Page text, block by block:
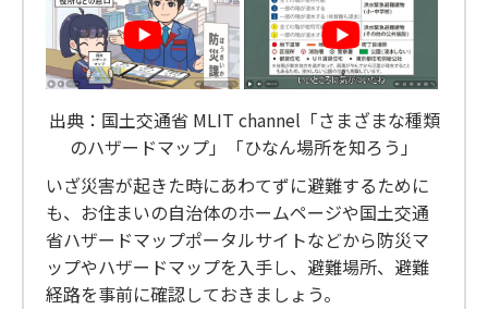
出典：国土交通省 MLIT channel「さまざまな種類
のハザードマップ」「ひなん場所を知ろう」
いざ災害が起きた時にあわてずに避難するために
も、お住まいの自治体のホームページや国土交通
省ハザードマップポータルサイトなどから防災マ
ップやハザードマップを入手し、避難場所、避難
経路を事前に確認しておきましょう。